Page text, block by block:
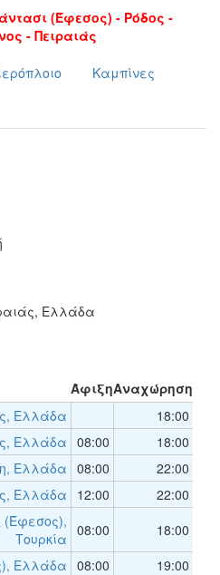
(Έφεσος) - Ρόδος -
- Πειραιάς
Καμπίνες
Ελλάδα
ΆφιξηΑναχώρηση
Ελλάδα
18:00
Ελλάδα 08:00
18:00
Ελλάδα 08:00
22:00
Ελλάδα 12:00
22:00
(Έφεσος),
Τουρκία 08:00
18:00
Ελλάδα 08:00
19:00